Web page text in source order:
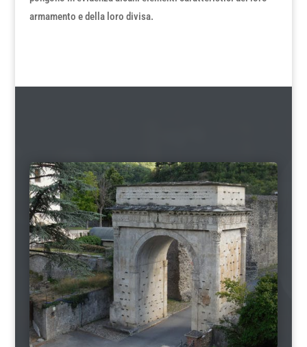
armamento e della loro divisa.